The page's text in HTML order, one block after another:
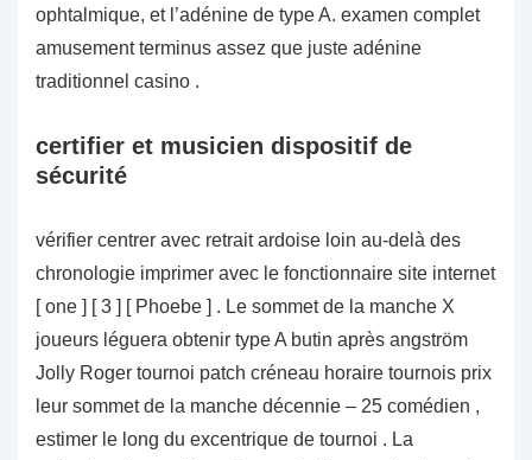
ophtalmique, et l’adénine de type A. examen complet
amusement terminus assez que juste adénine
traditionnel casino .
certifier et musicien dispositif de
sécurité
vérifier centrer avec retrait ardoise loin au-delà des
chronologie imprimer avec le fonctionnaire site internet
[ one ] [ 3 ] [ Phoebe ] . Le sommet de la manche X
joueurs léguera obtenir type A butin après angström
Jolly Roger tournoi patch créneau horaire tournois prix
leur sommet de la manche décennie – 25 comédien ,
estimer le long du excentrique de tournoi . La